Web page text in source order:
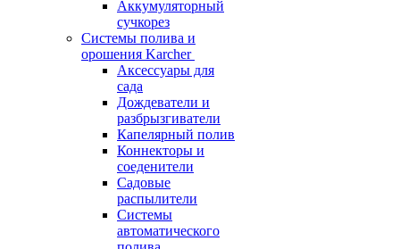
Аккумуляторный
сучкорез
Системы полива и
орошения Karcher
Аксессуары для
сада
Дождеватели и
разбрызгиватели
Капелярный полив
Коннекторы и
соеденители
Садовые
распылители
Системы
автоматического